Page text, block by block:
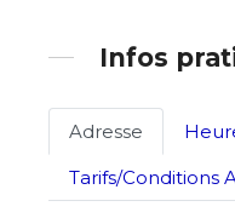
J'accepte les
Adresse email*
Nom
Prénom
Infos
Adresse
Tarifs/Conditions